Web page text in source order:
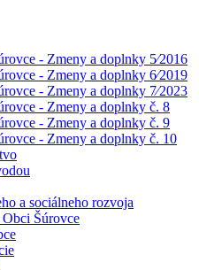
- Zmeny a doplnky 5⁄2016
- Zmeny a doplnky 6⁄2019
- Zmeny a doplnky 7⁄2023
- Zmeny a doplnky č. 8
- Zmeny a doplnky č. 9
- Zmeny a doplnky č. 10
a sociálneho rozvoja
Šúrovce